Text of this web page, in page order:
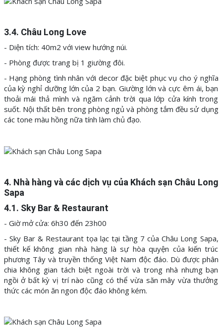
3.4. Châu Long Love
- Diện tích: 40m2 với view hướng núi.
- Phòng được trang bị 1 giường đôi.
- Hạng phòng tình nhân với decor đặc biệt phục vụ cho ý nghĩa
của kỳ nghỉ dưỡng lớn của 2 bạn. Giường lớn và cực êm ái, bạn
thoải mái thả mình và ngăm cảnh trời qua lớp cửa kính trong
suốt. Nội thất bên trong phòng ngủ và phòng tắm đều sử dụng
các tone màu hồng nữa tính làm chủ đạo.
4. Nhà hàng và các dịch vụ của Khách sạn Châu Long
Sapa
4.1. Sky Bar & Restaurant
- Giờ mở cửa: 6h30 đến 23h00
- Sky Bar & Restaurant tọa lạc tại tầng 7 của Châu Long Sapa,
thiết kế không gian nhà hàng là sự hòa quyện của kiến trúc
phương Tây và truyền thống Việt Nam độc đáo. Dù được phân
chia không gian tách biệt ngoài trời và trong nhà nhưng bạn
ngồi ở bất kỳ vị trí nào cũng có thể vừa săn mây vừa thưởng
thức các món ăn ngon độc đáo không kém.